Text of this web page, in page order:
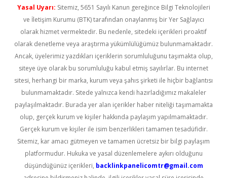
Yasal Uyarı: Sitemiz, 5651 Sayılı Kanun gereğince Bilgi Teknolojileri
ve İletişim Kurumu (BTK) tarafından onaylanmış bir Yer Sağlayıcı
olarak hizmet vermektedir. Bu nedenle, sitedeki içerikleri proaktif
olarak denetleme veya araştırma yükümlülüğümüz bulunmamaktadır.
Ancak, üyelerimiz yazdıkları içeriklerin sorumluluğunu taşımakta olup,
siteye üye olarak bu sorumluluğu kabul etmiş sayılırlar. Bu internet
sitesi, herhangi bir marka, kurum veya şahıs şirketi ile hiçbir bağlantısı
bulunmamaktadır. Sitede yalnızca kendi hazırladığımız makaleler
paylaşılmaktadır. Burada yer alan içerikler haber niteliği taşımamakta
olup, gerçek kurum ve kişiler hakkında paylaşım yapılmamaktadır.
Gerçek kurum ve kişiler ile isim benzerlikleri tamamen tesadüfidir.
Sitemiz, kar amacı gütmeyen ve tamamen ücretsiz bir bilgi paylaşım
platformudur. Hukuka ve yasal düzenlemelere aykırı olduğunu
düşündüğünüz içerikleri, backlinkpanelicomtr@gmail.com